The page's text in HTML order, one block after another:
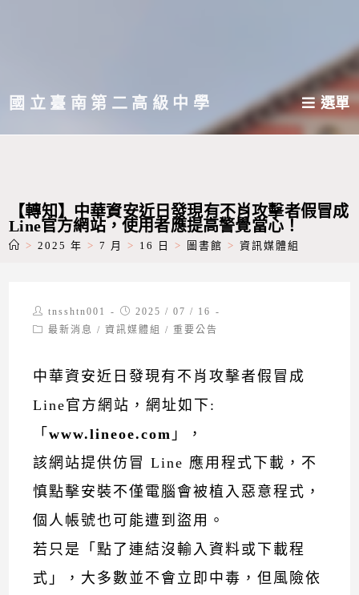
主國立臺南第二高級中學 選單
【轉知】中華資安近日發現有不肖攻擊者假冒成
Line官方網站，使用者應提高警覺當心！
> 2025 年 > 7 月 > 16 日 > 圖書館 > 資訊媒體組
Post
author:
tnsshtn001
Post
published:
2025 / 07 / 16
Post最新消息 / 資訊媒體組 / 重要公告
中華資安近日發現有不肖攻擊者假冒成
Line官方網站，網址如下:
「www.lineoe.com 」，
該網站提供仿冒 Line 應用程式下載，不
慎點擊安裝不僅電腦會被植入惡意程式，
個人帳號也可能遭到盜用。
若只是「點了連結沒輸入資料或下載程
式」，大多數並不會立即中毒，但風險依